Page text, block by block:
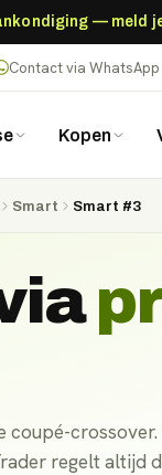
— meld
Contact via WhatsApp
Kopen
Smart Smart #3
crossover.
regelt altijd